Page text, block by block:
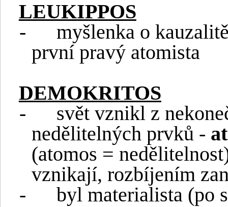
LEUKIPPOS
-
myšlenka o
první pravý atomista
DEMOKRITOS
-
svět vznikl z
nedělitelných prvků -
(atomos =
vznikají, rozbíjením
-
byl materialista (po